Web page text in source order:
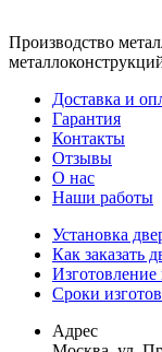
Производство
Доставка и
Гарантия
Контакты
Отзывы
О нас
Наши работы
Установка
Как заказать
Изготовление
Сроки
Адрес